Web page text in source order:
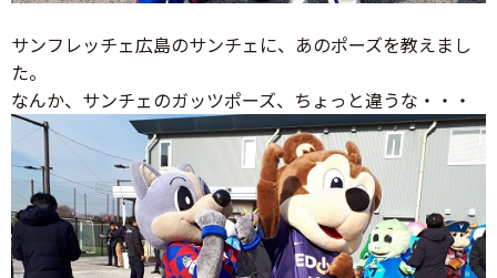
サンフレッチェ広島のサンチェに、あのポーズを教えまし
た。
なんか、サンチェのガッツポーズ、ちょっと違うな・・・